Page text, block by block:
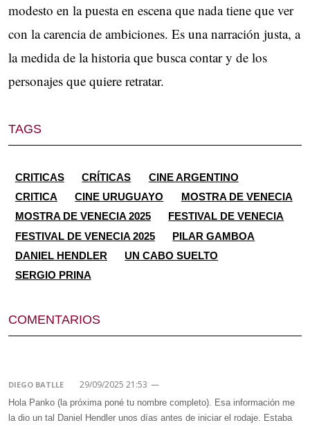
modesto en la puesta en escena que nada tiene que ver
con la carencia de ambiciones. Es una narración justa, a
la medida de la historia que busca contar y de los
personajes que quiere retratar.
TAGS
CRITICAS CRÍTICAS
CINE ARGENTINO
CRITICA
CINE URUGUAYO
MOSTRA DE VENECIA
MOSTRA DE VENECIA 2025
FESTIVAL DE VENECIA
FESTIVAL DE VENECIA 2025
PILAR GAMBOA
DANIEL HENDLER
UN CABO SUELTO
SERGIO PRINA
COMENTARIOS
DIEGO BATLLE 29/09/2025 21:53 —
Hola Panko (la próxima poné tu nombre completo). Esa información me
la dio un tal Daniel Hendler unos días antes de iniciar el rodaje. Estaba